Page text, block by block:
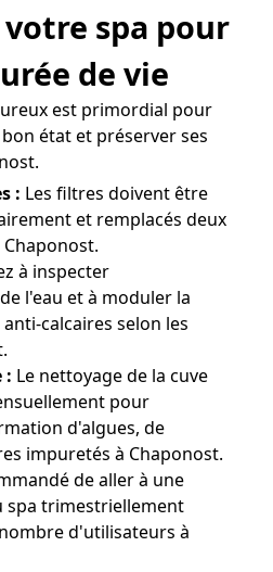
spa pour
de vie
est primordial pour
état et préserver ses
: Les filtres doivent être
et remplacés deux
à inspecter
l'eau et à moduler la
calcaires selon les
: Le nettoyage de la cuve
pour
d'algues, de
impuretés à Chaponost.
de aller à une
spa trimestriellement
d'utilisateurs à